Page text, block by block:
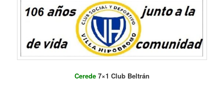
Cerede 7×1 Club Beltrán